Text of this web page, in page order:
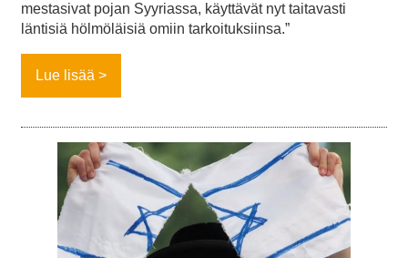
mestasivat pojan Syyriassa, käyttävät nyt taitavasti
läntisiä hölmöläisiä omiin tarkoituksiinsa.”
Lue lisää